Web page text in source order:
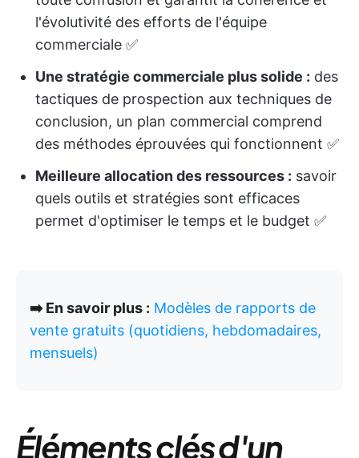
l'évolutivité des efforts de l'équipe
commerciale ✅
Une stratégie commerciale plus solide : des
tactiques de prospection aux techniques de
conclusion, un plan commercial comprend
des méthodes éprouvées qui fonctionnent ✅
Meilleure allocation des ressources : savoir
quels outils et stratégies sont efficaces
permet d'optimiser le temps et le budget ✅
➡️ En savoir plus : Modèles de rapports de
vente gratuits (quotidiens, hebdomadaires,
mensuels)
Éléments clés d'un